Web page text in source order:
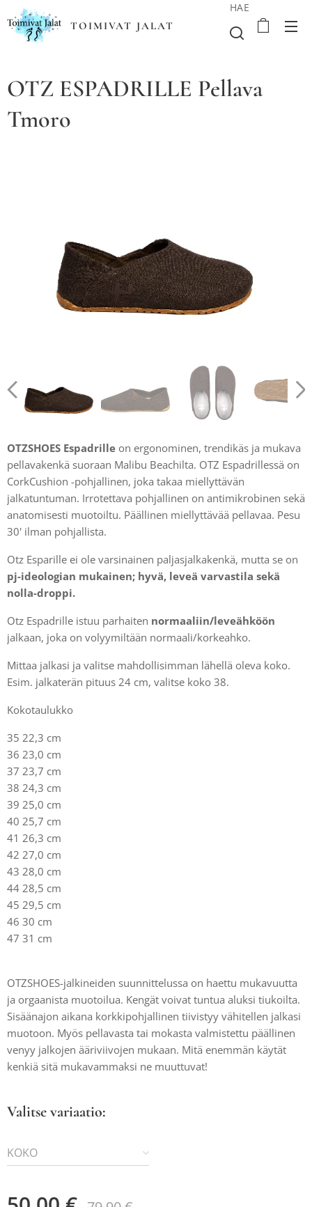
TOIMIVAT JALAT
HAE
OTZ ESPADRILLE Pellava
Tmoro
OTZSHOES Espadrille on ergonominen, trendikäs ja mukava
pellavakenkä suoraan Malibu Beachilta. OTZ Espadrillessä on
CorkCushion -pohjallinen, joka takaa miellyttävän
jalkatuntuman. Irrotettava pohjallinen on antimikrobinen sekä
anatomisesti muotoiltu. Päällinen miellyttävää pellavaa. Pesu
30' ilman pohjallista.
Otz Esparille ei ole varsinainen paljasjalkakenkä, mutta se on
pj-ideologian mukainen; hyvä, leveä varvastila sekä
nolla-droppi.
Otz Espadrille istuu parhaiten normaaliin/leveähköön
jalkaan, joka on volyymiltään normaali/korkeahko.
Mittaa jalkasi ja valitse mahdollisimman lähellä oleva koko.
Esim. jalkaterän pituus 24 cm, valitse koko 38.
Kokotaulukko
35 22,3 cm
36 23,0 cm
37 23,7 cm
38 24,3 cm
39 25,0 cm
40 25,7 cm
41 26,3 cm
42 27,0 cm
43 28,0 cm
44 28,5 cm
45 29,5 cm
46 30 cm
47 31 cm
OTZSHOES-jalkineiden suunnittelussa on haettu mukavuutta
ja orgaanista muotoilua. Kengät voivat tuntua aluksi tiukoilta.
Sisäänajon aikana korkkipohjallinen tiivistyy vähitellen jalkasi
muotoon. Myös pellavasta tai mokasta valmistettu päällinen
venyy jalkojen ääriviivojen mukaan. Mitä enemmän käytät
kenkiä sitä mukavammaksi ne muuttuvat!
Valitse variaatio:
KOKO